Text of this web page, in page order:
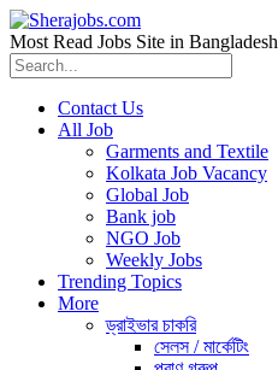
Most Read Jobs Site in Bangladesh
Contact Us
All Job
Garments and Textile
Kolkata Job Vacancy
Global Job
Bank job
NGO Job
Weekly Jobs
Trending Topics
More
ড্রাইভার চাকরি
সেলস / মার্কেটিং